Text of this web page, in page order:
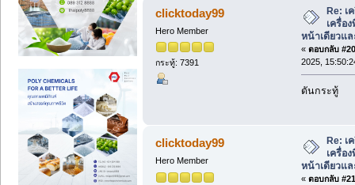
clicktoday99
Hero Member
กระทู้: 7391
Re: เ
เครื่อ
หน้าเดียวแ
« ตอบกลับ
2025,
ดันกระทู้
clicktoday99
Hero Member
Re: เ
เครื่อ
หน้าเดียวแ
« ตอบกลับ